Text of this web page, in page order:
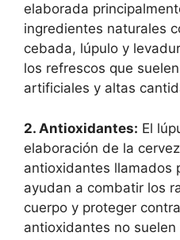
elaborada
ingredientes naturales
cebada, lúpulo y
los refrescos que
artificiales y altas
2. Antioxidantes: El
elaboración de la
antioxidantes llamados
ayudan a combatir los
cuerpo y proteger
antioxidantes no